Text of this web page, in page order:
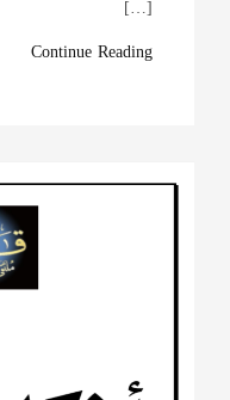
[…]
Continue Reading